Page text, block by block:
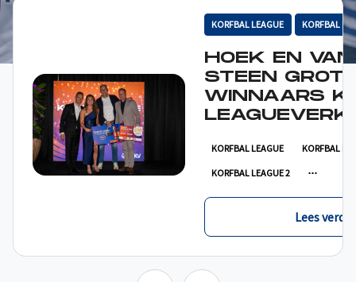
KORFBAL LEAGUE KORFBAL
HOEK EN VAN
STEEN
WINNAARS
KORFBAL LEAGUE KORFBAL
KORFBAL LEAGUE 2
Lees verder